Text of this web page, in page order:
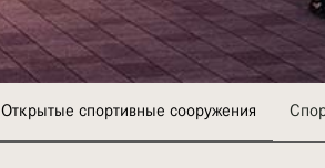
Открытые спортивные сооружения